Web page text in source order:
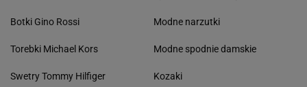
Botki Gino Rossi
Torebki Michael Kors
Swetry Tommy Hilfiger
Modne narzutki
Modne spodnie damskie
Kozaki